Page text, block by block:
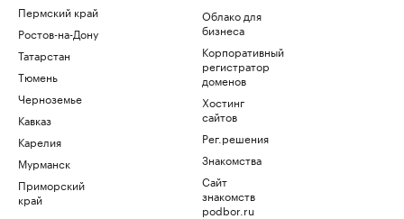
Пермский край
Ростов-на-Дону
Татарстан
Тюмень
Черноземье
Кавказ
Карелия
Мурманск
Приморский
край
Облако для
бизнеса
Корпоративный
регистратор
доменов
Хостинг
сайтов
Рег.решения
Знакомства
Сайт
знакомств
podbor.ru